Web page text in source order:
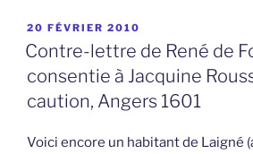
PUBLIÉ
LE
20 FÉVRIER 2010
Contre-lettre de René de
consentie à Jacquine
caution, Angers 1601
Voici encore un habitant de Laigné